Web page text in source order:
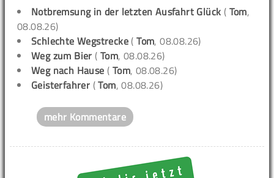
Notbremsung in der letzten Ausfahrt Glück ( Tom,
08.08.26)
Schlechte Wegstrecke (Tom, 08.08.26)
Weg zum Bier (Tom, 08.08.26)
Weg nach Hause ( Tom, 08.08.26)
Geisterfahrer (Tom, 08.08.26)
mehr Kommentare